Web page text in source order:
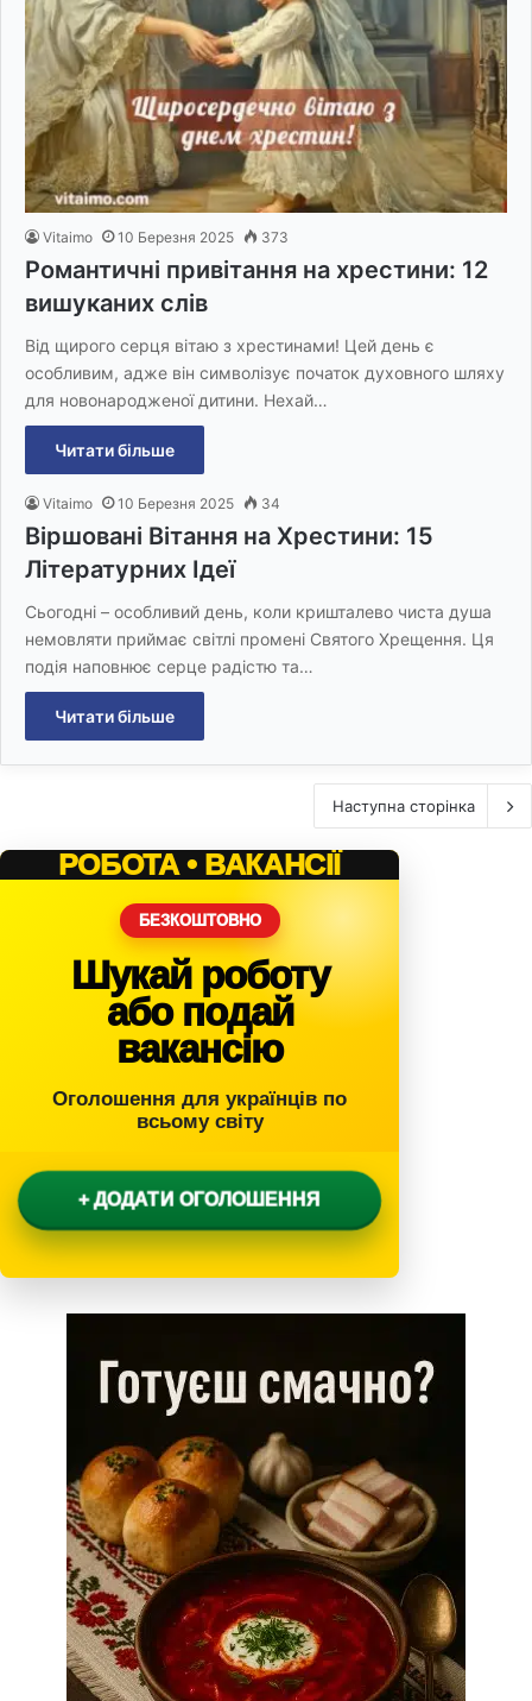
Vitaimo 10 Березня 2025 373
Романтичні привітання на хрестини: 12
вишуканих слів
Від щирого серця вітаю з хрестинами! Цей день є
особливим, адже він символізує початок духовного шляху
для новонародженої дитини. Нехай…
Читати більше
Vitaimo 10 Березня 2025 34
Віршовані Вітання на Хрестини: 15
Літературних Ідеї
Сьогодні – особливий день, коли кришталево чиста душа
немовляти приймає світлі промені Святого Хрещення. Ця
подія наповнює серце радістю та…
Читати більше
Наступна сторінка
РОБОТА • ВАКАНСІЇ
БЕЗКОШТОВНО
Шукай роботу
або подай
вакансію
Оголошення для українців по
всьому світу
+ ДОДАТИ ОГОЛОШЕННЯ